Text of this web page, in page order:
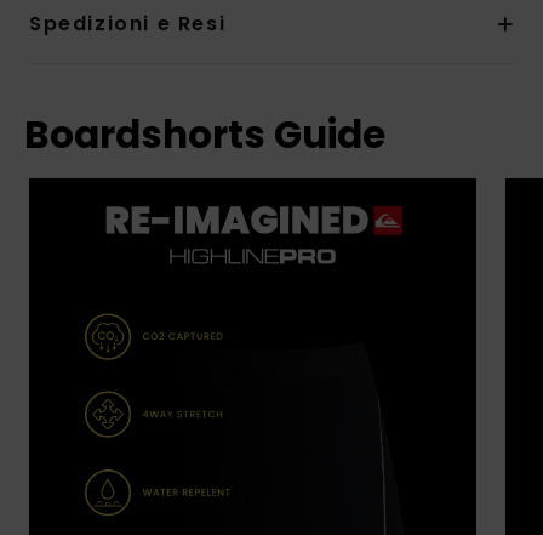
Spedizioni e Resi
Boardshorts Guide